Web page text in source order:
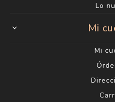
Lo
Mi
Mi